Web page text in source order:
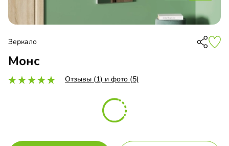
Зеркало
Монс
Отзывы (1) и фото (5)